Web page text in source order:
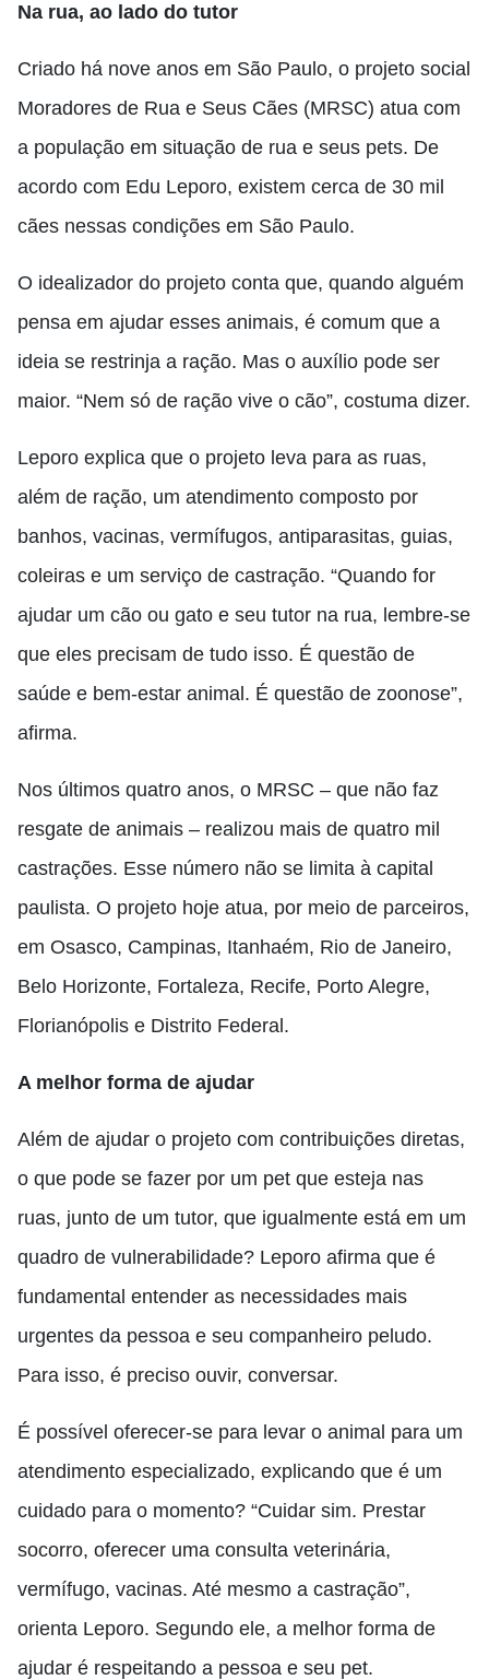
Na rua, ao lado do tutor
Criado há nove anos em São Paulo, o projeto social
Moradores de Rua e Seus Cães (MRSC) atua com
a população em situação de rua e seus pets. De
acordo com Edu Leporo, existem cerca de 30 mil
cães nessas condições em São Paulo.
O idealizador do projeto conta que, quando alguém
pensa em ajudar esses animais, é comum que a
ideia se restrinja a ração. Mas o auxílio pode ser
maior. “Nem só de ração vive o cão”, costuma dizer.
Leporo explica que o projeto leva para as ruas,
além de ração, um atendimento composto por
banhos, vacinas, vermífugos, antiparasitas, guias,
coleiras e um serviço de castração. “Quando for
ajudar um cão ou gato e seu tutor na rua, lembre-se
que eles precisam de tudo isso. É questão de
saúde e bem-estar animal. É questão de zoonose”,
afirma.
Nos últimos quatro anos, o MRSC – que não faz
resgate de animais – realizou mais de quatro mil
castrações. Esse número não se limita à capital
paulista. O projeto hoje atua, por meio de parceiros,
em Osasco, Campinas, Itanhaém, Rio de Janeiro,
Belo Horizonte, Fortaleza, Recife, Porto Alegre,
Florianópolis e Distrito Federal.
A melhor forma de ajudar
Além de ajudar o projeto com contribuições diretas,
o que pode se fazer por um pet que esteja nas
ruas, junto de um tutor, que igualmente está em um
quadro de vulnerabilidade? Leporo afirma que é
fundamental entender as necessidades mais
urgentes da pessoa e seu companheiro peludo.
Para isso, é preciso ouvir, conversar.
É possível oferecer-se para levar o animal para um
atendimento especializado, explicando que é um
cuidado para o momento? “Cuidar sim. Prestar
socorro, oferecer uma consulta veterinária,
vermífugo, vacinas. Até mesmo a castração”,
orienta Leporo. Segundo ele, a melhor forma de
ajudar é respeitando a pessoa e seu pet.